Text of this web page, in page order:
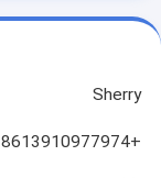
Sherry
+8613910977974